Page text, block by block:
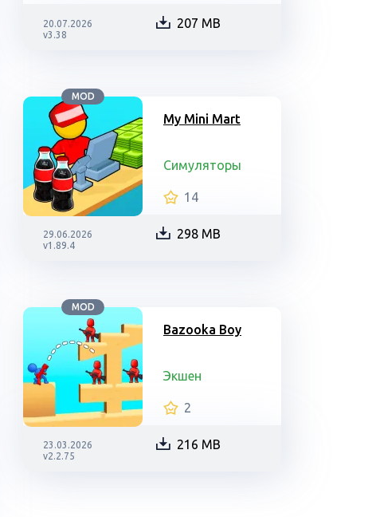
20.07.2026
v3.38
207 MB
MOD
My Mini Mart
Симуляторы
14
29.06.2026
v1.89.4
298 MB
MOD
Bazooka Boy
Экшен
2
23.03.2026
v2.2.75
216 MB